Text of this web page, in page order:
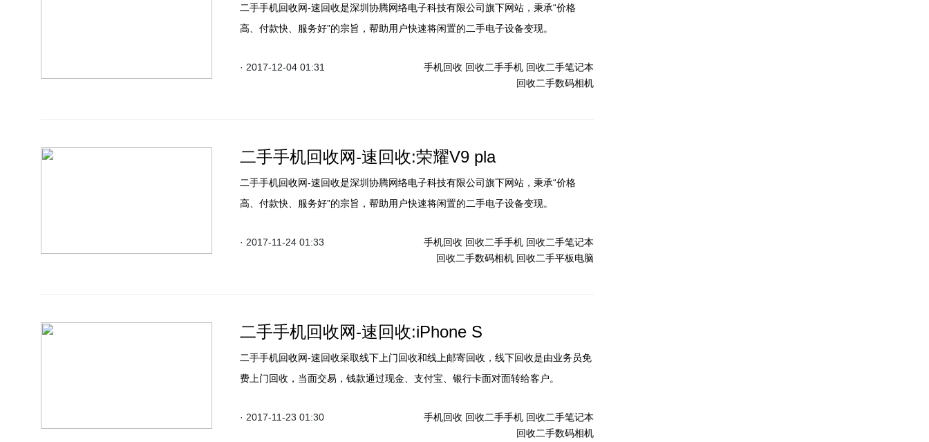
二手手机回收网-速回收是深圳协腾网络电子科技有限公司旗下网站，秉承“价格
高、付款快、服务好”的宗旨，帮助用户快速将闲置的二手电子设备变现。
· 2017-12-04 01:31 手机回收 回收二手手机 回收二手笔记本
回收二手数码相机
二手手机回收网-速回收:荣耀V9 pla
二手手机回收网-速回收是深圳协腾网络电子科技有限公司旗下网站，秉承“价格
高、付款快、服务好”的宗旨，帮助用户快速将闲置的二手电子设备变现。
· 2017-11-24 01:33 手机回收 回收二手手机 回收二手笔记本
回收二手数码相机 回收二手平板电脑
二手手机回收网-速回收:iPhone S
二手手机回收网-速回收采取线下上门回收和线上邮寄回收，线下回收是由业务员免
费上门回收，当面交易，钱款通过现金、支付宝、银行卡面对面转给客户。
· 2017-11-23 01:30 手机回收 回收二手手机 回收二手笔记本
回收二手数码相机